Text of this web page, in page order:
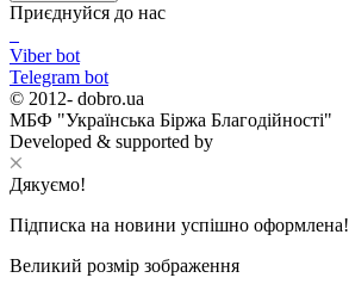
Приєднуйся до нас
Viber bot
Telegram bot
© 2012- dobro.ua
МБФ "Українська Біржа Благодійності"
Developed & supported by
Дякуємо!
Підписка на новини успішно оформлена!
Великий розмір зображення